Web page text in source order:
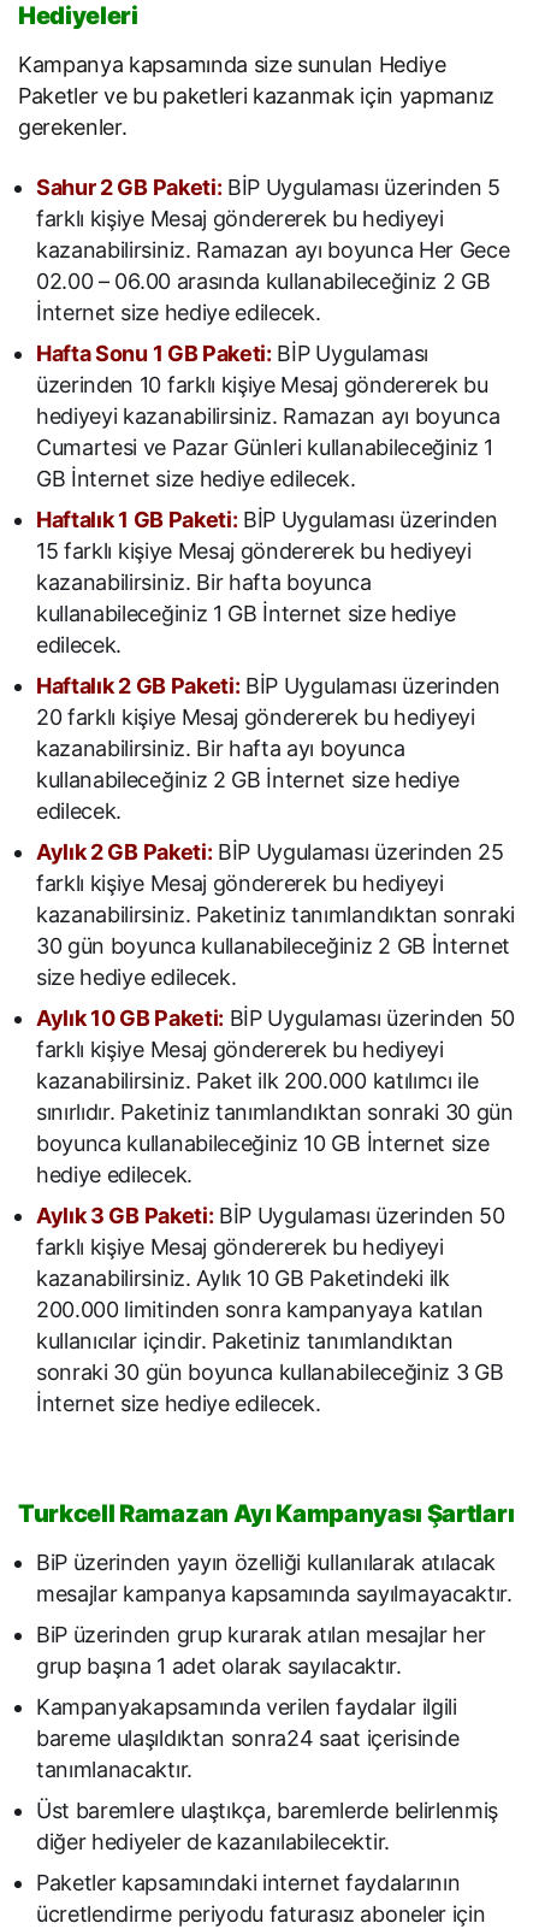
Hediyeleri
Kampanya kapsamında size sunulan Hediye
Paketler ve bu paketleri kazanmak için yapmanız
gerekenler.
Sahur 2 GB Paketi: BİP Uygulaması üzerinden 5
farklı kişiye Mesaj göndererek bu hediyeyi
kazanabilirsiniz. Ramazan ayı boyunca Her Gece
02.00 – 06.00 arasında kullanabileceğiniz 2 GB
İnternet size hediye edilecek.
Hafta Sonu 1 GB Paketi: BİP Uygulaması
üzerinden 10 farklı kişiye Mesaj göndererek bu
hediyeyi kazanabilirsiniz. Ramazan ayı boyunca
Cumartesi ve Pazar Günleri kullanabileceğiniz 1
GB İnternet size hediye edilecek.
Haftalık 1 GB Paketi: BİP Uygulaması üzerinden
15 farklı kişiye Mesaj göndererek bu hediyeyi
kazanabilirsiniz. Bir hafta boyunca
kullanabileceğiniz 1 GB İnternet size hediye
edilecek.
Haftalık 2 GB Paketi: BİP Uygulaması üzerinden
20 farklı kişiye Mesaj göndererek bu hediyeyi
kazanabilirsiniz. Bir hafta ayı boyunca
kullanabileceğiniz 2 GB İnternet size hediye
edilecek.
Aylık 2 GB Paketi: BİP Uygulaması üzerinden 25
farklı kişiye Mesaj göndererek bu hediyeyi
kazanabilirsiniz. Paketiniz tanımlandıktan sonraki
30 gün boyunca kullanabileceğiniz 2 GB İnternet
size hediye edilecek.
Aylık 10 GB Paketi: BİP Uygulaması üzerinden 50
farklı kişiye Mesaj göndererek bu hediyeyi
kazanabilirsiniz. Paket ilk 200.000 katılımcı ile
sınırlıdır. Paketiniz tanımlandıktan sonraki 30 gün
boyunca kullanabileceğiniz 10 GB İnternet size
hediye edilecek.
Aylık 3 GB Paketi: BİP Uygulaması üzerinden 50
farklı kişiye Mesaj göndererek bu hediyeyi
kazanabilirsiniz. Aylık 10 GB Paketindeki ilk
200.000 limitinden sonra kampanyaya katılan
kullanıcılar içindir. Paketiniz tanımlandıktan
sonraki 30 gün boyunca kullanabileceğiniz 3 GB
İnternet size hediye edilecek.
Turkcell Ramazan Ayı Kampanyası Şartları
BiP üzerinden yayın özelliği kullanılarak atılacak
mesajlar kampanya kapsamında sayılmayacaktır.
BiP üzerinden grup kurarak atılan mesajlar her
grup başına 1 adet olarak sayılacaktır.
Kampanyakapsamında verilen faydalar ilgili
bareme ulaşıldıktan sonra24 saat içerisinde
tanımlanacaktır.
Üst baremlere ulaştıkça, baremlerde belirlenmiş
diğer hediyeler de kazanılabilecektir.
Paketler kapsamındaki internet faydalarının
ücretlendirme periyodu faturasız aboneler için